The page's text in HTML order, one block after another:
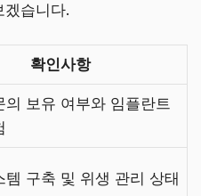
습니다.
확인사항
의 보유 여부와 임플란트
템 구축 및 위생 관리 상태